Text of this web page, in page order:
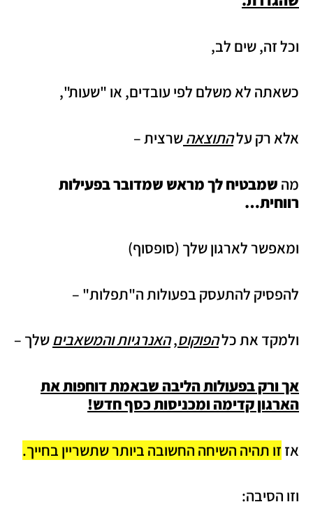
וכל זה, שים לב,
כשאתה לא משלם לפי עובדים, או "שעות",
אלא רק עלהתוצאהשרצית –
מה שמבטיח לךמראש שמדובר בפעילות
רווחית…
ומאפשר לארגון שלך (סופסוף)
להפסיק להתעסק בפעולות ה"תפלות" –
ולמקד את כלהפוקוס,האנרגיותוהמשאביםשלך –
אך ורק בפעולות הליבה שבאמת דוחפות את
הארגון קדימה ומכניסות כסף חדש!
אז זו תהיה השיחה החשובה ביותר שתשריין בחייך.
וזו הסיבה: